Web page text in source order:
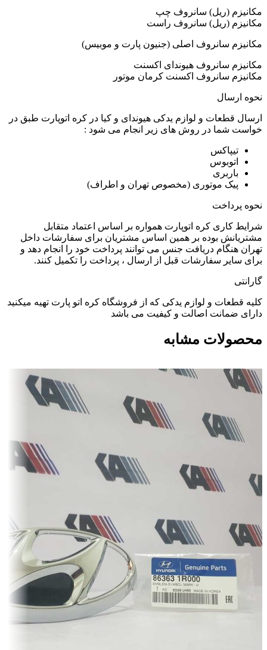
مکانیزم (ریل) سانروف چپ
مکانیزم (ریل) سانروف راست
مکانیزم سانروف اصلی (جنیون پارت و موبیس)
مکانیزم سانروف هیوندای اکسنت
مکانیزم سانروف اکسنت کرمان موتور
نحوه ارسال
ارسال قطعات و لوازم یدکی هیوندای و کیا در کره اتوپارت طبق در
خواست شما در روش های زیر انجام می شود :
تیپاکس
اتوبوس
باربری
پیک موتوری (مخصوص تهران و اطراف)
نحوه پرداخت
شرایط کاری کره اتوپارت همواره بر اساس اعتماد متقابل
مشتریانش بوده بر همین اساس مشتریان برای سفارشات داخل
تهران هنگام دریافت جنس می توانند پرداخت خود را انجام دهد و
برای سایر سفارشات قبل از ارسال ، پرداخت را تکمیل کنند.
گارانتی
کلیه قطعات و لوازم یدکی که از فروشگاه کره اتو پارت تهیه میکنید
دارای ضمانت اصالت و کیفیت می باشد
محصولات مشابه